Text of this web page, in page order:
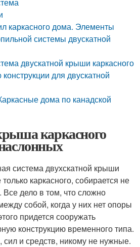
каркасного дома. Элементы
системы двускатной
двускатной крыши каркасного
для двускатной
дома по канадской
каркасного
система двухскатной крыши
каркасного, собирается не
дело в том, что сложно
собой, когда у них нет опоры
придется сооружать
конструкцию временного типа.
и средств, никому не нужные.